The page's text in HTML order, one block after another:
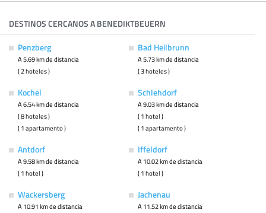
DESTINOS CERCANOS A BENEDIKTBEUERN
Penzberg
A 5.69 km de distancia
( 2 hoteles )
Bad Heilbrunn
A 5.73 km de distancia
( 3 hoteles )
Kochel
A 6.54 km de distancia
( 8 hoteles )
( 1 apartamento )
Schlehdorf
A 9.03 km de distancia
( 1 hotel )
( 1 apartamento )
Antdorf
A 9.58 km de distancia
( 1 hotel )
Iffeldorf
A 10.02 km de distancia
( 1 hotel )
Wackersberg
A 10.91 km de distancia
Jachenau
A 11.52 km de distancia